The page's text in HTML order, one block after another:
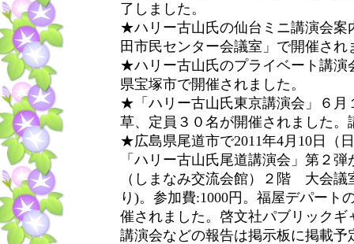
了しました。
★ハリー古山氏の仙台ミニ講演会案
田市民センター会議室」で開催され
★ハリー古山氏のプライベート講演
県宝塚市で開催されました。
★「ハリー古山氏東京講演会」６月
草、定員３０名が開催されました
★広島県尾道市で2011年4月10日（
「ハリー古山氏尾道講演会」第２
（しまなみ交流会館）２階 大会
り)。参加費:1000円。福屋デパート
催されました。啓文社パブリック
講演会などの報告は掲示板に掲載予